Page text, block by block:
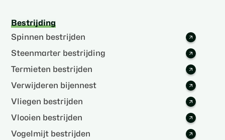
Bestrijding
Spinnen bestrijden
Steenmarter bestrijding
Termieten bestrijden
Verwijderen bijennest
Vliegen bestrijden
Vlooien bestrijden
Vogelmijt bestrijden